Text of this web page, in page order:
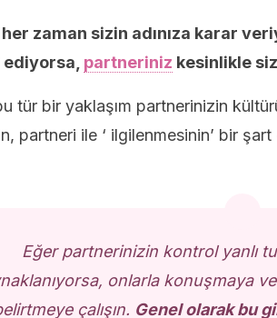
her zaman sizin adınıza karar
partneriniz kesinlikle
tür bir yaklaşım partnerinizin
partneri ile ‘ ilgilenmesinin’ bir
Eğer partnerinizin kontrol yanlı
onlarla konuşmaya
çalışın. Genel olarak bu